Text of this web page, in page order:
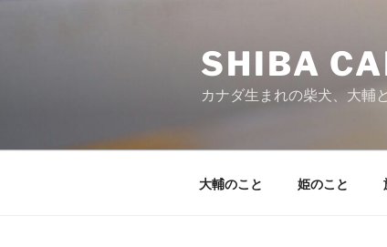
SHIBA
カナダ生まれの柴犬、大輔
大輔のこと 姫のこと